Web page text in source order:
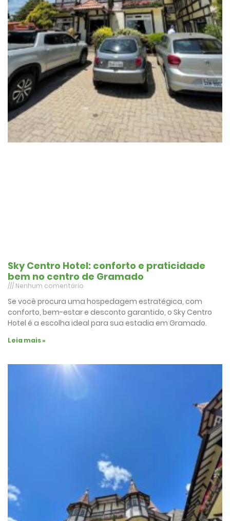
Sky Centro Hotel: conforto e praticidade
bem no centro de Gramado
Nenhum comentário
Se você procura uma hospedagem estratégica, com
conforto, bem-estar e desconto garantido, o Sky Centro
Hotel é a escolha ideal para sua estadia em Gramado.
Leia mais »